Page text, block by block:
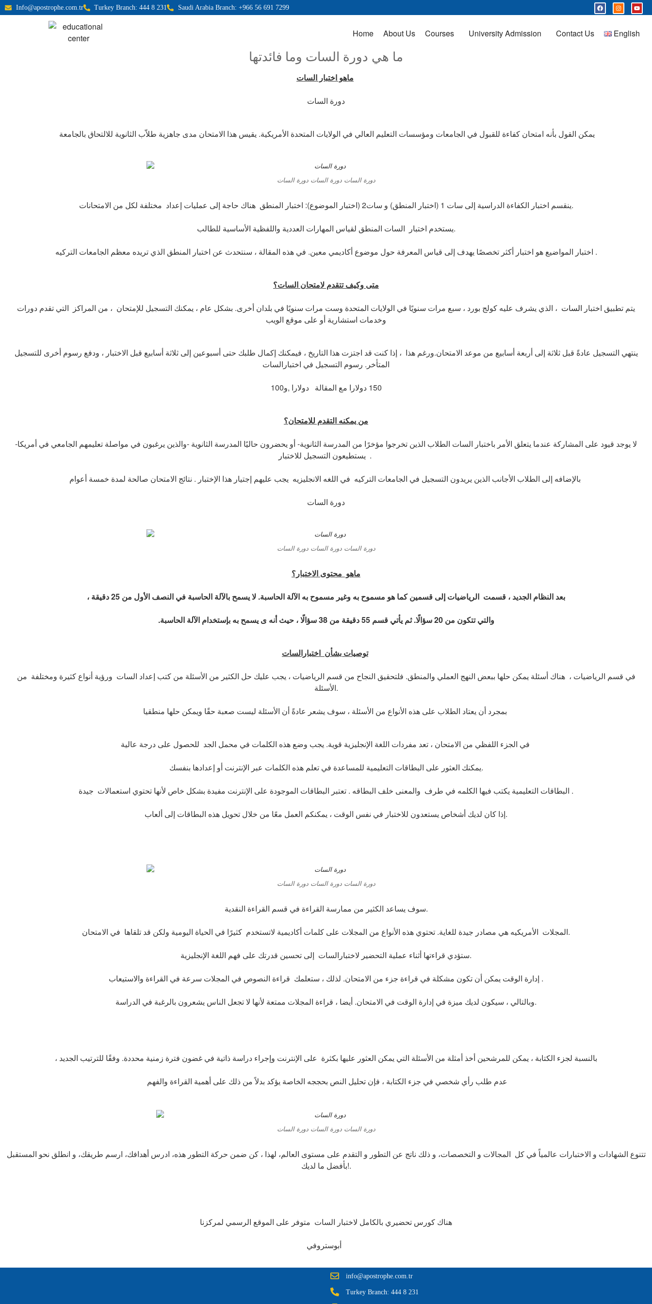
Info@apostrophe.com.tr Turkey Branch: 444 8 231 Saudi Arabia Branch: +966 56 691 7299
Home About Us Courses University Admission Contact Us English
ما هي دورة السات وما فائدتها
ماهو اختبار السات
دورة السات
يمكن القول بأنه امتحان كفاءة للقبول في الجامعات ومؤسسات التعليم العالي في الولايات المتحدة الأمريكية. يقيس هذا الامتحان مدى جاهزية طلاّب الثانوية للالتحاق بالجامعة
دورة السات دورة السات دورة السات
ينقسم اختبار الكفاءة الدراسية إلى سات 1 (اختبار المنطق) و سات2 (اختبار الموضوع): اختبار المنطق هناك حاجة إلى عمليات إعداد مختلفة لكل من الامتحانات.
يستخدم اختبار السات المنطق لقياس المهارات العددية واللفظية الأساسية للطالب.
اختبار المواضيع هو اختبار أكثر تخصصًا يهدف إلى قياس المعرفة حول موضوع أكاديمي معين. في هذه المقالة ، سنتحدث عن اختبار المنطق الذي تريده معظم الجامعات التركيه .
متى وكيف تتقدم لامتحان السات؟
يتم تطبيق اختبار السات ، الذي يشرف عليه كولج بورد ، سبع مرات سنويًا في الولايات المتحدة وست مرات سنويًا في بلدان أخرى. بشكل عام ، يمكنك التسجيل للإمتحان ، من المراكز التي تقدم دورات
وخدمات استشارية أو على موقع الويب
ينتهي التسجيل عادةً قبل ثلاثة إلى أربعة أسابيع من موعد الامتحان.ورغم هذا ، إذا كنت قد اجتزت هذا التاريخ ، فيمكنك إكمال طلبك حتى أسبوعين إلى ثلاثة أسابيع قبل الاختبار ، ودفع رسوم أخرى للتسجيل
المتأخر. رسوم التسجيل في اختبارالسات
100دولارا ,و 150 دولارا مع المقالة
من يمكنه التقدم للامتحان؟
لا يوجد قيود على المشاركة عندما يتعلق الأمر باختبار السات الطلاب الذين تخرجوا مؤخرًا من المدرسة الثانوية- أو يحضرون حاليًا المدرسة الثانوية -والذين يرغبون في مواصلة تعليمهم الجامعي في أمريكا-
يستطيعون التسجيل للاختبار .
دورة السات
دورة السات دورة السات دورة السات
ماهو محتوى الاختبار؟
بعد النظام الجديد ، قسمت الرياضيات إلى قسمين كما هو مسموح به وغير مسموح به الآلة الحاسبة. لا يسمح بالآلة الحاسبة في النصف الأول من 25دقيقة ،
والتي تتكون من20سؤالًا. ثم يأتي قسم55دقيقة من38سؤالًا ، حيث أنه ى يسمح به بإستخدام الآلة الحاسبة.
توصيات بشأن اختبارالسات
في قسم الرياضيات ، هناك أسئلة يمكن حلها ببعض النهج العملي والمنطق. فلتحقيق النجاح من قسم الرياضيات ، يجب عليك حل الكثير من الأسئلة من كتب إعداد السات ورؤية أنواع كثيرة ومختلفة من
الأسئلة.
يمكنك العثور على البطاقات التعليمية للمساعدة في تعلم هذه الكلمات عبر الإنترنت أو إعدادها بنفسك.
البطاقات التعليمية يكتب فيها الكلمه في طرف والمعنى خلف البطاقه . تعتبر البطاقات الموجودة على الإنترنت مفيدة بشكل خاص لأنها تحتوي استعمالات جيدة .
إذا كان لديك أشخاص يستعدون للاختبار في نفس الوقت ، يمكنكم العمل معًا من خلال تحويل هذه البطاقات إلى ألعاب.
دورة السات دورة السات دورة السات
سوف يساعد الكثير من ممارسة القراءة في قسم القراءة النقدية.
المجلات الأمريكيه هي مصادر جيدة للغاية. تحتوي هذه الأنواع من المجلات على كلمات أكاديمية لاتستخدم كثيرًا في الحياة اليومية ولكن قد تلقاها في الامتحان.
ستؤدي قراءتها أثناء عملية التحضير لاختبارالسات إلى تحسين قدرتك على فهم اللغة الإنجليزية.
إدارة الوقت يمكن أن تكون مشكلة في قراءة جزء من الامتحان. لذلك ، ستعلمك قراءة النصوص في المجلات سرعة في القراءة والاستيعاب .
وبالتالي ، سيكون لديك ميزة في إدارة الوقت في الامتحان. أيضا ، قراءة المجلات ممتعة لأنها لا تجعل الناس يشعرون بالرغبة في الدراسة.
بالنسبة لجزء الكتابة ، يمكن للمرشحين أخذ أمثلة من الأسئلة التي يمكن العثور عليها بكثرة على الإنترنت وإجراء دراسة ذاتية في غضون فترة زمنية محددة. وفقًا للترتيب الجديد ،
عدم طلب رأي شخصي في جزء الكتابة ، فإن تحليل النص بحججه الخاصة يؤكد بدلاً من ذلك على أهمية القراءة والفهم
دورة السات دورة السات دورة السات
تتنوع الشهادات و الاختبارات عالمياً في كل المجالات و التخصصات، و ذلك ناتج عن التطور و التقدم على مستوى العالم، لهذا ، كن ضمن حركة التطور هذه، ادرس أهدافك، ارسم طريقك، و انطلق نحو المستقبل
بأفضل ما لديك!.
هناك كورس تحضيري بالكامل لاختبار السات متوفر على الموقع الرسمي لمركزنا
info@apostrophe.com.tr
Turkey Branch: 444 8 231